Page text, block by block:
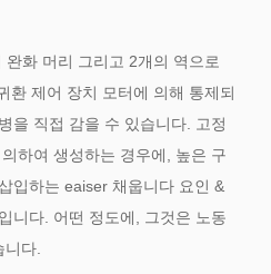
화 머리 그리고 2개의 역으로
환 제어 장치 모터에 의해 통제되
을 직접 감을 수 있습니다. 고정
하여 생성하는 경우에, 높은 구
입하는 eaiser 채웁니다 요인 &
니다. 어떤 정도에, 그것은 노동
다.